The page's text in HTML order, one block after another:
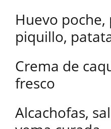
Huevo
piquillo,
Crema de
fresco
Alcachofas,